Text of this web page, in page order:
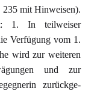
mit Hinweisen).
1. In teilweiser
Verfügung vom 1.
wird zur weiteren
und zur
zurückge-